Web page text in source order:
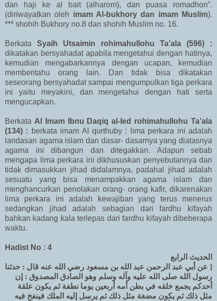
dan haji ke al bait (alharom), dan puasa romadhon”.
(diriwayatkan oleh imam Al-bukhory dan imam Muslim).
*** shohih Bukhory no.8 dan shohih Muslim no. 16.
Berkata Syaih Utsaimin rohimahullohu Ta’ala (596) :
dikatakan bersyahadat apabila mengetahui dengan hatinya,
kemudian mengabarkannya dengan ucapan, kemudian
memberitahu orang lain. Dan tidak bisa dikatakan
seseorang bersyahadat sampai mengumpulkan tiga perkara
ini yaitu meyakini, dan mengetahui dengan hati serta
mengucapkan.
Berkata Al Imam Ibnu Daqiq al-Ied rohimahullohu Ta’ala
(134) : berkata imam Al qurthuby : lima perkara ini adalah
landasan agama islam dan dasar- dasarnya yang diatasnya
agama ini dibangun dan ditegakkan. Adapun sebab
mengapa lima perkara ini dikhususkan penyebutannya dan
tidak dimasukkan jihad didalamnya, padahal jihad adalah
sesuatu yang bisa menampakkan agama islam dan
menghancurkan penolakan orang- orang kafir, dikarenakan
lima perkara ini adalah kewajiban yang terus menerus
sedangkan jihad adalah sebagian dari fardhu kifayah
bahkan kadang kala terlepas dari fardhu kifayah dibeberapa
waktu.
Hadist No : 4
الحديث الرابع
[ عن أبي عبد الرحمن عبد الله بن مسعود رضي الله عنه قال : حدثنا
رسول الله صلى الله عليه وآله وسلم وهو الصادق المصدوق : إن
أحدكم يجمع خلقه في بطن أمه أربعين يوما نطفة ثم يكون علقة
مثل ذلك ثم يكون مضغة مثل ذلك ثم يرسل إليه الملك فينفخ فيه